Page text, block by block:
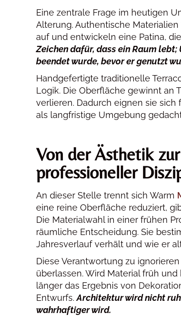
Eine zentrale Frage im heutigen
Alterung. Authentische
auf und entwickeln eine Patina,
Zeichen dafür, dass ein Raum
beendet wurde, bevor er genutzt
Handgefertigte traditionelle
Logik. Die Oberfläche gewinnt an
verlieren. Dadurch eignen sie sich
als langfristige Umgebung
Von der Ästhetik
professioneller
An dieser Stelle trennt sich Warm
eine reine Oberfläche reduziert,
Die Materialwahl in einer frühen
räumliche Entscheidung. Sie
Jahresverlauf verhält und wie er
Diese Verantwortung zu
überlassen. Wird Material früh
länger das Ergebnis von
Entwurfs.Architektur wird nicht
wahrhaftiger wird.